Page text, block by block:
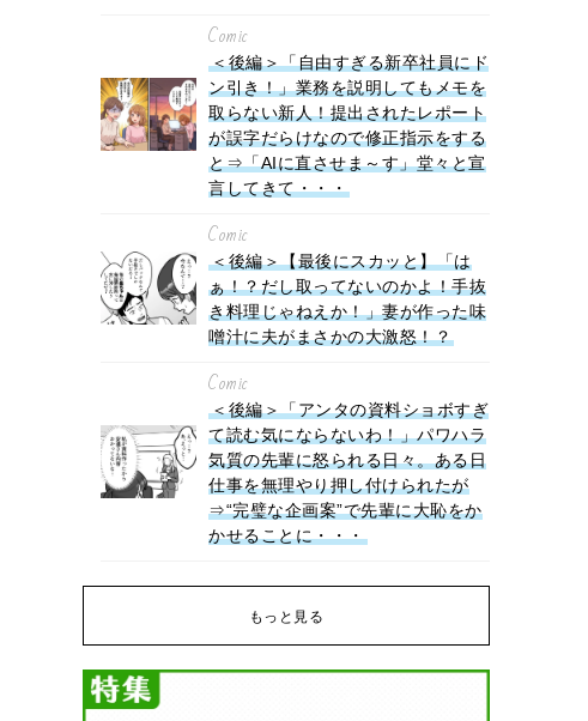
Comic
＜後編＞「自由すぎる新卒社員にド
ン引き！」業務を説明してもメモを
取らない新人！提出されたレポート
が誤字だらけなので修正指示をする
と⇒「AIに直させま～す」堂々と宣
言してきて・・・
Comic
＜後編＞【最後にスカッと】「は
ぁ！？だし取ってないのかよ！手抜
き料理じゃねえか！」妻が作った味
噌汁に夫がまさかの大激怒！？
Comic
＜後編＞「アンタの資料ショボすぎ
て読む気にならないわ！」パワハラ
気質の先輩に怒られる日々。ある日
仕事を無理やり押し付けられたが
⇒“完璧な企画案”で先輩に大恥をか
かせることに・・・
もっと見る